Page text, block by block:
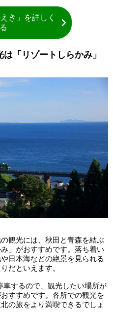
き」を詳しく
「リゾートしらかみ」
観光には、秋田と青森を結ぶ
」がおすすめです。落ち着い
日本海などの絶景を見られる
だといえます。
するので、観光したい場所が
すすめです。各所での観光を
の旅をより満喫できるでしょ